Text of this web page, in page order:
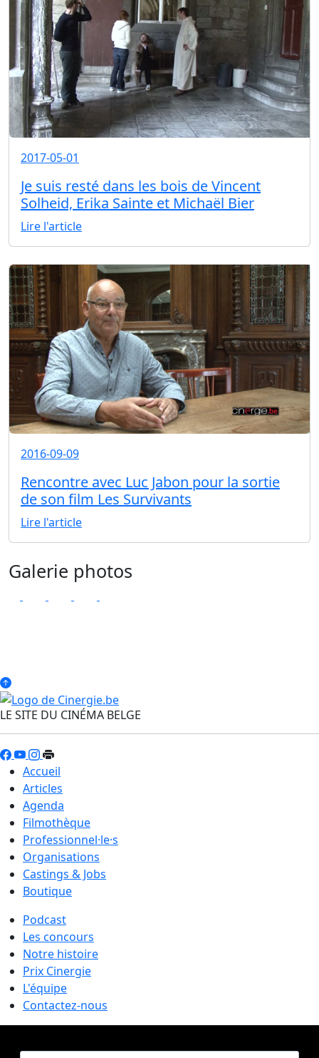
2017-05-01
Je suis resté dans les bois de Vincent
Solheid, Erika Sainte et Michaël Bier
Lire l'article
2016-09-09
Rencontre avec Luc Jabon pour la sortie
de son film Les Survivants
Lire l'article
Galerie photos
LE SITE DU CINÉMA BELGE
Accueil
Articles
Agenda
Filmothèque
Professionnel·le·s
Organisations
Castings & Jobs
Boutique
Podcast
Les concours
Notre histoire
Prix Cinergie
L'équipe
Contactez-nous